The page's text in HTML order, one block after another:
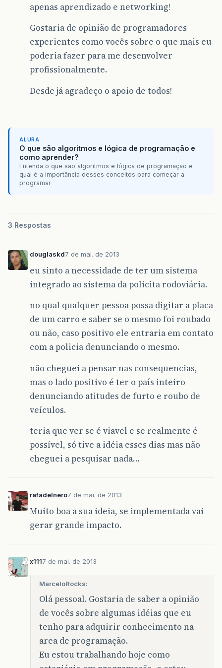
apenas aprendizado e networking!
Gostaria de opinião de programadores
experientes como vocês sobre o que mais eu
poderia fazer para me desenvolver
profissionalmente.
Desde já agradeço o apoio de todos!
ALURA
O que são algoritmos e lógica de programação e
como aprender?
Entenda o que são algoritmos e lógica de programação e
qual é a importância desses conceitos para começar a
programar
3 Respostas
douglaskd7 de mai. de 2013
eu sinto a necessidade de ter um sistema
integrado ao sistema da policita rodoviária.
no qual qualquer pessoa possa digitar a placa
de um carro e saber se o mesmo foi roubado
ou não, caso positivo ele entraria em contato
com a policia denunciando o mesmo.
não cheguei a pensar nas consequencias,
mas o lado positivo é ter o país inteiro
denunciando atitudes de furto e roubo de
veículos.
teria que ver se é viavel e se realmente é
possível, só tive a idéia esses dias mas não
cheguei a pesquisar nada…
rafadelnero7 de mai. de 2013
Muito boa a sua ideia, se implementada vai
gerar grande impacto.
x1117 de mai. de 2013
MarceloRocks:
Olá pessoal. Gostaria de saber a opinião
de vocês sobre algumas idéias que eu
tenho para adquirir conhecimento na
area de programação.
Eu estou trabalhando hoje como